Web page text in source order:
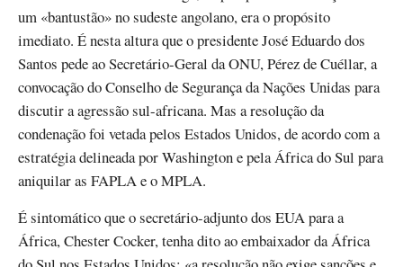
um «bantustão» no sudeste angolano, era o propósito
imediato. É nesta altura que o presidente José Eduardo dos
Santos pede ao Secretário-Geral da ONU, Pérez de Cuéllar, a
convocação do Conselho de Segurança da Nações Unidas para
discutir a agressão sul-africana. Mas a resolução da
condenação foi vetada pelos Estados Unidos, de acordo com a
estratégia delineada por Washington e pela África do Sul para
aniquilar as FAPLA e o MPLA.
É sintomático que o secretário-adjunto dos EUA para a
África, Chester Cocker, tenha dito ao embaixador da África